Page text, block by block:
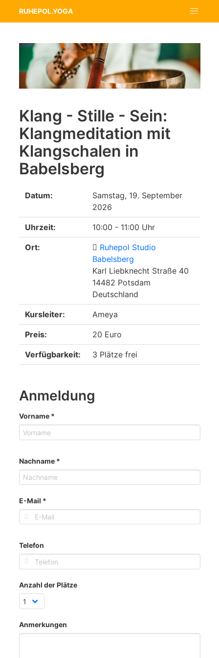
RUHEPOL.YOGA
Klang - Stille - Sein:
Klangmeditation mit
Klangschalen in
Babelsberg
Datum:
Samstag, 19. September
2026
Uhrzeit: 10:00 - 11:00 Uhr
Ort:
Ruhepol Studio
Babelsberg
Karl Liebknecht Straße 40
14482 Potsdam
Deutschland
Kursleiter: Ameya
Preis: 20 Euro
Verfügbarkeit: 3 Plätze frei
Anmeldung
Vorname *
Nachname *
E-Mail *
Telefon
Anzahl der Plätze
Anmerkungen